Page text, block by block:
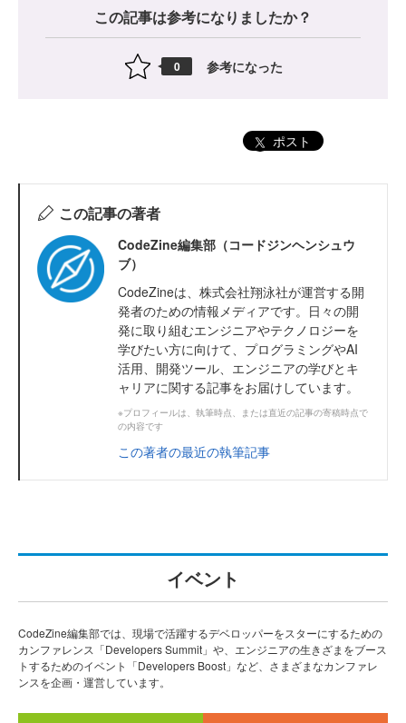
この記事は参考になりましたか？
0 参考になった
ポスト
この記事の著者
CodeZine編集部（コードジンヘンシュウ
ブ）
CodeZineは、株式会社翔泳社が運営する開
発者のための情報メディアです。日々の開
発に取り組むエンジニアやテクノロジーを
学びたい方に向けて、プログラミングやAI
活用、開発ツール、エンジニアの学びとキ
ャリアに関する記事をお届けしています。
※プロフィールは、執筆時点、または直近の記事の寄稿時点で
の内容です
この著者の最近の執筆記事
イベント
CodeZine編集部では、現場で活躍するデベロッパーをスターにするための
カンファレンス「Developers Summit」や、エンジニアの生きざまをブース
トするためのイベント「Developers Boost」など、さまざまなカンファレ
ンスを企画・運営しています。